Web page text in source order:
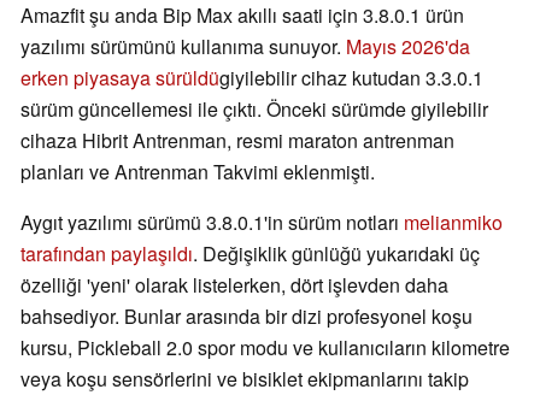
Amazfit şu anda Bip Max akıllı saati için 3.8.0.1 ürün
yazılımı sürümünü kullanıma sunuyor. Mayıs 2026'da
erken piyasaya sürüldügiyilebilir cihaz kutudan 3.3.0.1
sürüm güncellemesi ile çıktı. Önceki sürümde giyilebilir
cihaza Hibrit Antrenman, resmi maraton antrenman
planları ve Antrenman Takvimi eklenmişti.
Aygıt yazılımı sürümü 3.8.0.1'in sürüm notları melianmiko
tarafından paylaşıldı. Değişiklik günlüğü yukarıdaki üç
özelliği 'yeni' olarak listelerken, dört işlevden daha
bahsediyor. Bunlar arasında bir dizi profesyonel koşu
kursu, Pickleball 2.0 spor modu ve kullanıcıların kilometre
veya koşu sensörlerini ve bisiklet ekipmanlarını takip